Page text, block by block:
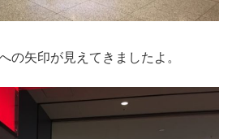
の矢印が見えてきましたよ。